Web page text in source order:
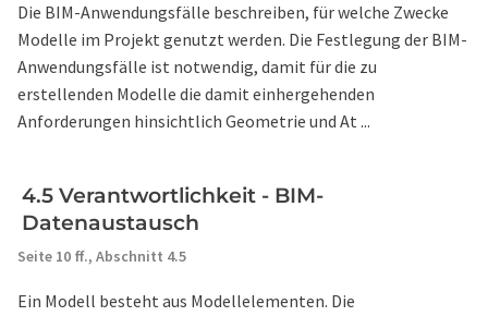
Die BIM-Anwendungsfälle beschreiben, für welche Zwecke
Modelle im Projekt genutzt werden. Die Festlegung der BIM-
Anwendungsfälle ist notwendig, damit für die zu
erstellenden Modelle die damit einhergehenden
Anforderungen hinsichtlich Geometrie und At ...
4.5 Verantwortlichkeit - BIM-
Datenaustausch
Seite 10 ff., Abschnitt 4.5
Ein Modell besteht aus Modellelementen. Die